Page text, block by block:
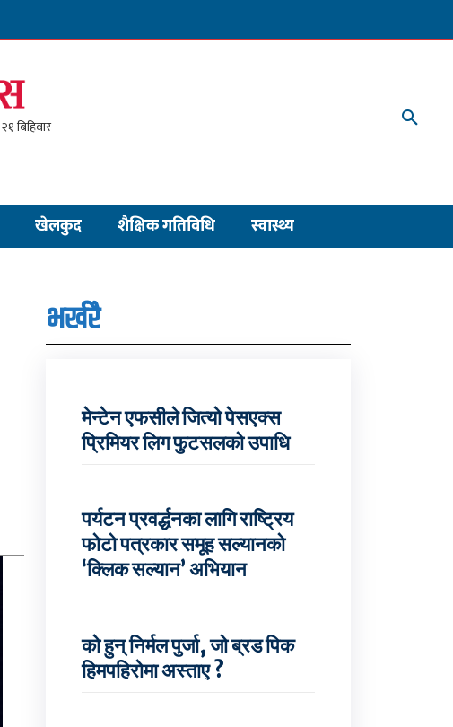
खेलकुद शैक्षिक गतिविधि स्वास्थ्य
भर्खरै
मेन्टेन एफसीले जित्यो पेसएक्स
प्रिमियर लिग फुटसलको उपाधि
पर्यटन प्रवर्द्धनका लागि राष्ट्रिय
फोटो पत्रकार समूह सल्यानको
‘क्लिक सल्यान’ अभियान
को हुन् निर्मल पुर्जा, जो ब्रड पिक
हिमपहिरोमा अस्ताए ?